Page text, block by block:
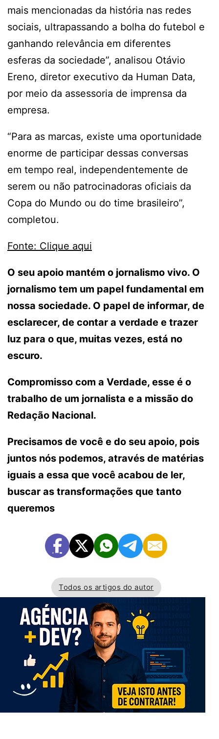
mais mencionadas da história nas redes
sociais, ultrapassando a bolha do futebol e
ganhando relevância em diferentes
esferas da sociedade”, analisou Otávio
Ereno, diretor executivo da Human Data,
por meio da assessoria de imprensa da
empresa.
“Para as marcas, existe uma oportunidade
enorme de participar dessas conversas
em tempo real, independentemente de
serem ou não patrocinadoras oficiais da
Copa do Mundo ou do time brasileiro”,
completou.
Fonte: Clique aqui
O seu apoio mantém o jornalismo vivo. O
jornalismo tem um papel fundamental em
nossa sociedade. O papel de informar, de
esclarecer, de contar a verdade e trazer
luz para o que, muitas vezes, está no
escuro.
Compromisso com a Verdade, esse é o
trabalho de um jornalista e a missão do
Redação Nacional.
Precisamos de você e do seu apoio, pois
juntos nós podemos, através de matérias
iguais a essa que você acabou de ler,
buscar as transformações que tanto
queremos
Todos os artigos do autor